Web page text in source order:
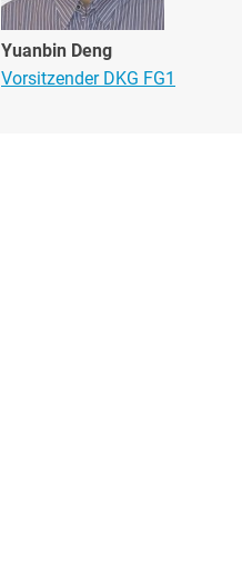
Yuanbin Deng
Vorsitzender DKG FG1